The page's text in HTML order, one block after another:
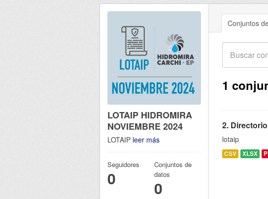
Conjuntos
1
2.
lotaip
CSV XLSX
LOTAIP HIDROMIRA
NOVIEMBRE 2024
LOTAIP leer más
Seguidores
0
Conjuntos de
datos
0